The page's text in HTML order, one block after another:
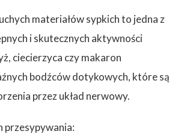
materiałów sypkich to jedna z
i skutecznych aktywności
ciecierzyca czy makaron
bodźców dotykowych, które są
przez układ nerwowy.
przesypywania: